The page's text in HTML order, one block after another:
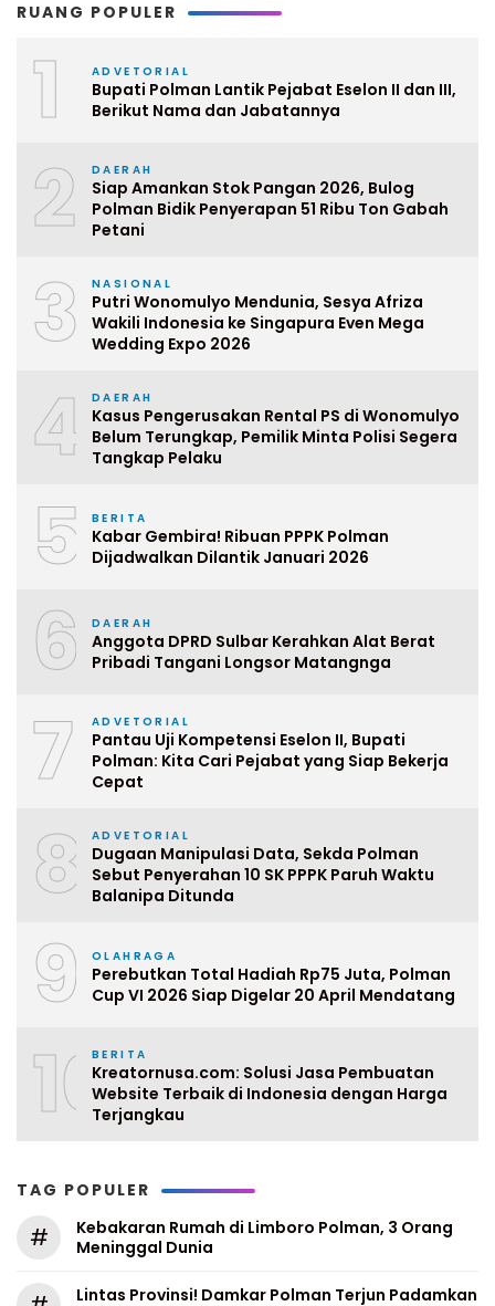
RUANG POPULER
1 ADVETORIAL
Bupati Polman Lantik Pejabat Eselon II dan III,
Berikut Nama dan Jabatannya
2 DAERAH
Siap Amankan Stok Pangan 2026, Bulog
Polman Bidik Penyerapan 51 Ribu Ton Gabah
Petani
3 NASIONAL
Putri Wonomulyo Mendunia, Sesya Afriza
Wakili Indonesia ke Singapura Even Mega
Wedding Expo 2026
4 DAERAH
Kasus Pengerusakan Rental PS di Wonomulyo
Belum Terungkap, Pemilik Minta Polisi Segera
Tangkap Pelaku
5 BERITA
Kabar Gembira! Ribuan PPPK Polman
Dijadwalkan Dilantik Januari 2026
6 DAERAH
Anggota DPRD Sulbar Kerahkan Alat Berat
Pribadi Tangani Longsor Matangnga
7 ADVETORIAL
Pantau Uji Kompetensi Eselon II, Bupati
Polman: Kita Cari Pejabat yang Siap Bekerja
Cepat
8 ADVETORIAL
Dugaan Manipulasi Data, Sekda Polman
Sebut Penyerahan 10 SK PPPK Paruh Waktu
Balanipa Ditunda
9 OLAHRAGA
Perebutkan Total Hadiah Rp75 Juta, Polman
Cup VI 2026 Siap Digelar 20 April Mendatang
10BERITA
Kreatornusa.com: Solusi Jasa Pembuatan
Website Terbaik di Indonesia dengan Harga
Terjangkau
TAG POPULER
#
Kebakaran Rumah di Limboro Polman, 3 Orang
Meninggal Dunia
Lintas Provinsi! Damkar Polman Terjun Padamkan